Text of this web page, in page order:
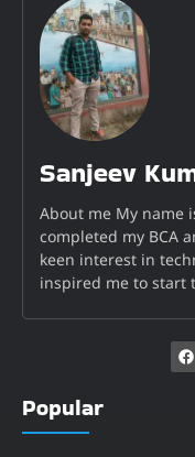
Sanjeev
About me My name
completed my BCA
keen interest in
inspired me to start
Popular